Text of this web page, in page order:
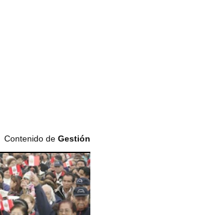
Contenido de Gestión